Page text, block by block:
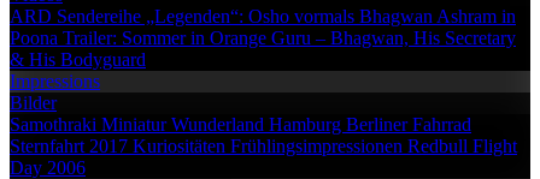
ARD Sendereihe „Legenden“: Osho vormals Bhagwan Ashram in
Poona Trailer: Sommer in Orange Guru – Bhagwan, His Secretary
& His Bodyguard
Impressions
Bilder
Samothraki Miniatur Wunderland Hamburg Berliner Fahrrad
Sternfahrt 2017 Kuriositäten Frühlingsimpressionen Redbull Flight
Day 2006